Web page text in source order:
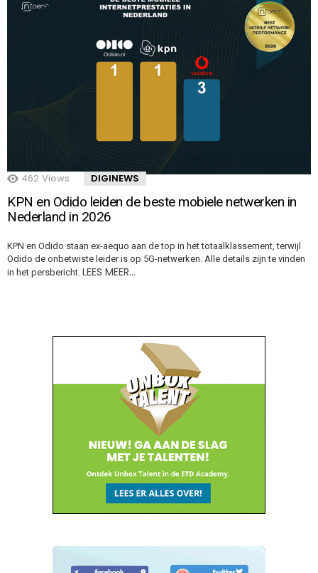
462 Views DIGINEWS
KPN en Odido leiden de beste mobiele netwerken in
Nederland in 2026
KPN en Odido staan ex-aequo aan de top in het totaalklassement, terwijl
Odido de onbetwiste leider is op 5G-netwerken. Alle details zijn te vinden
in het persbericht. LEES MEER…